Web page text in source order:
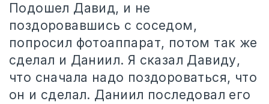
Подошел Давид, и не
поздоровавшись с соседом,
попросил фотоаппарат, потом так же
сделал и Даниил. Я сказал Давиду,
что сначала надо поздороваться, что
он и сделал. Даниил последовал его